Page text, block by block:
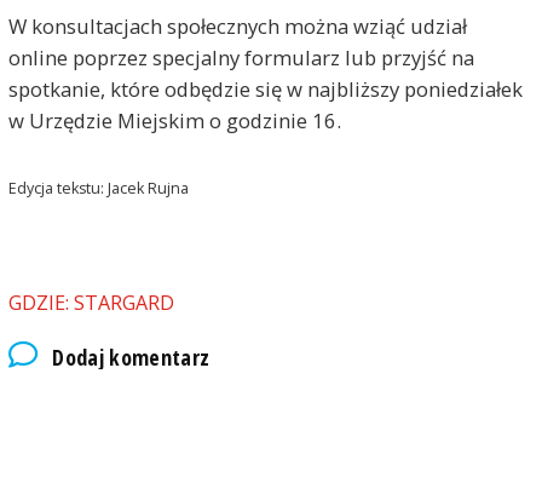
W konsultacjach społecznych można wziąć udział
online poprzez specjalny formularz lub przyjść na
spotkanie, które odbędzie się w najbliższy poniedziałek
w Urzędzie Miejskim o godzinie 16.
Edycja tekstu: Jacek Rujna
GDZIE: STARGARD
Dodaj komentarz